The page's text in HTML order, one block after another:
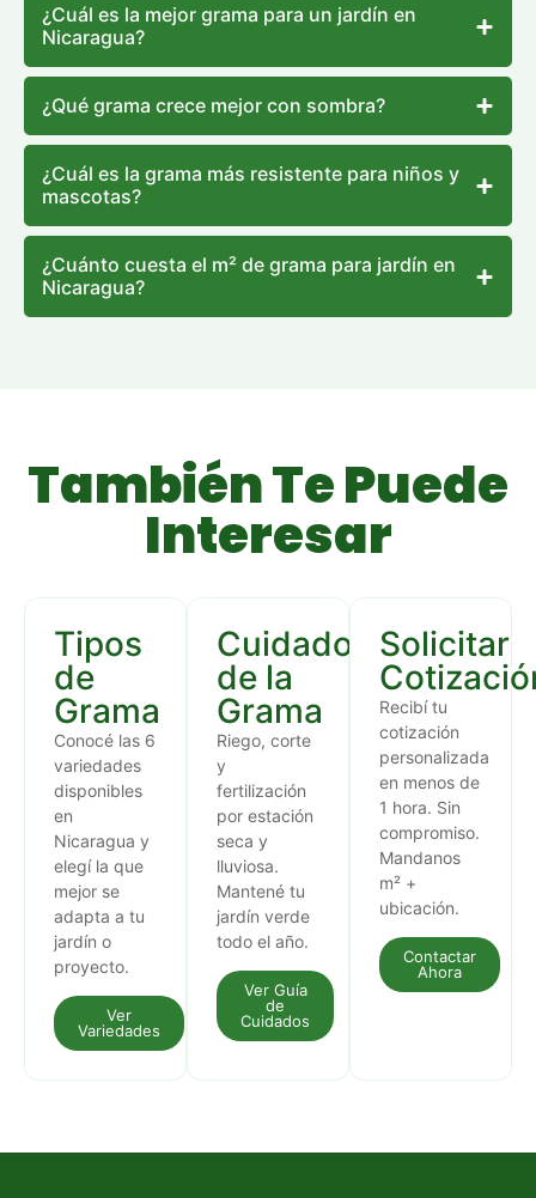
¿Cuál es la mejor grama para un jardín en
Nicaragua?
¿Qué grama crece mejor con sombra?
¿Cuál es la grama más resistente para niños y
mascotas?
¿Cuánto cuesta el m² de grama para jardín en
Nicaragua?
También Te Puede
Interesar
Tipos
de
Grama
Conocé las 6
variedades
disponibles
en
Nicaragua y
elegí la que
mejor se
adapta a tu
jardín o
proyecto.
Ver
Variedades
Cuidados
de la
Grama
Riego, corte
y
fertilización
por estación
seca y
lluviosa.
Mantené tu
jardín verde
todo el año.
Ver Guía
de
Cuidados
Solicitar
Recibí tu
cotización
personalizada
en menos de
1 hora. Sin
compromiso.
Mandanos
m² +
ubicación.
Contactar
Ahora